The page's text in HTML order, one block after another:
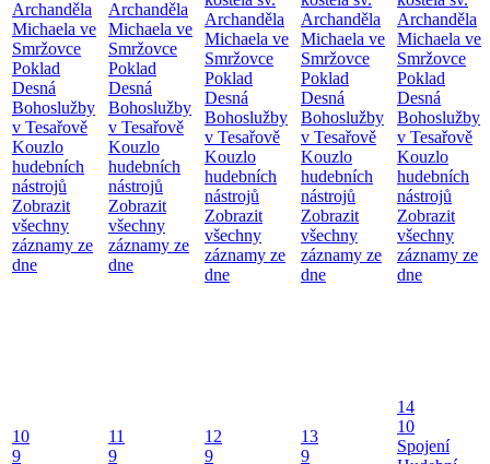
Archanděla
Michaela ve
Smržovce
Poklad
Desná
Bohoslužby
v Tesařově
Kouzlo
hudebních
nástrojů
Zobrazit
všechny
záznamy ze
dne
Archanděla
Michaela ve
Smržovce
Poklad
Desná
Bohoslužby
v Tesařově
Kouzlo
hudebních
nástrojů
Zobrazit
všechny
záznamy ze
dne
Archanděla
Michaela ve
Smržovce
Poklad
Desná
Bohoslužby
v Tesařově
Kouzlo
hudebních
nástrojů
Zobrazit
všechny
záznamy ze
dne
Archanděla
Michaela ve
Smržovce
Poklad
Desná
Bohoslužby
v Tesařově
Kouzlo
hudebních
nástrojů
Zobrazit
všechny
záznamy ze
dne
Archanděla
Michaela ve
Smržovce
Poklad
Desná
Bohoslužby
v Tesařově
Kouzlo
hudebních
nástrojů
Zobrazit
všechny
záznamy ze
dne
10
9
11
9
12
9
13
9
14
10
Spojení